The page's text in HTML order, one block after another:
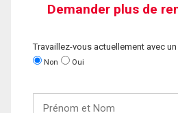
Demander plus de
Travaillez-vous actuellement avec
Non Oui